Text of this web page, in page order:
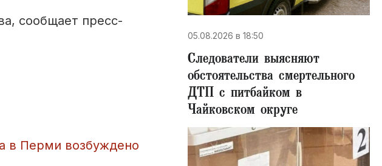
сообщает пресс-
в Перми возбуждено
05.08.2026 в 18:50
Следователи выясняют
обстоятельства смертельного
ДТП с питбайком в
Чайковском округе